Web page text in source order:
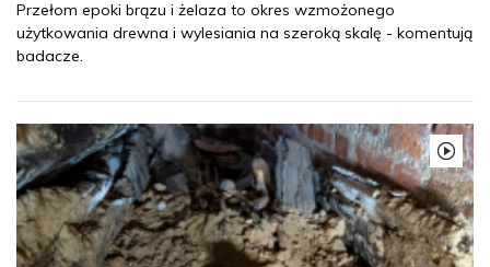
Przełom epoki brązu i żelaza to okres wzmożonego
użytkowania drewna i wylesiania na szeroką skalę - komentują
badacze.